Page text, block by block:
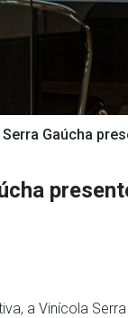
Gaúcha
a Vinícola